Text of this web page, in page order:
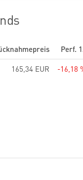
Perf.
165,34 EUR -16,18